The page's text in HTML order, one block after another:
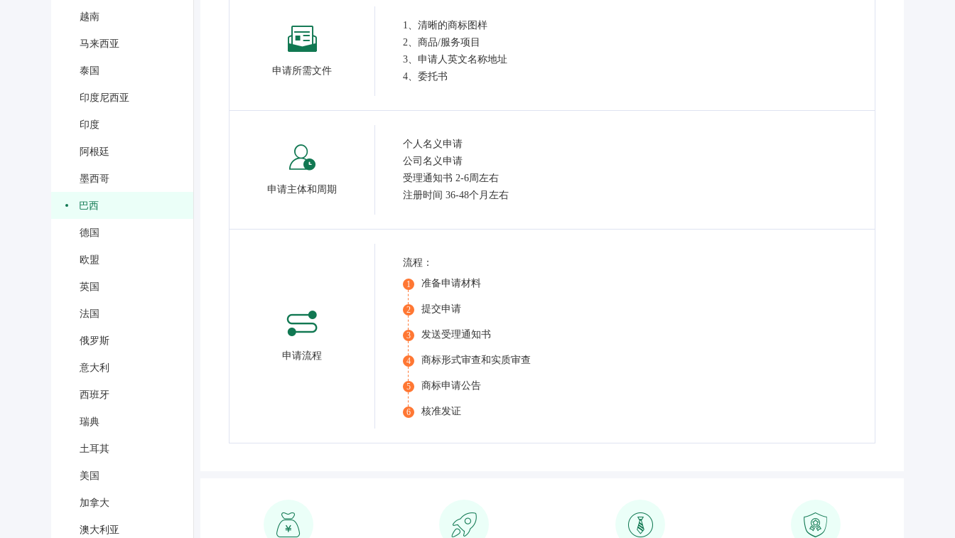
越南
马来西亚
泰国
印度尼西亚
印度
阿根廷
墨西哥
巴西
德国
欧盟
英国
法国
俄罗斯
意大利
西班牙
瑞典
土耳其
美国
加拿大
澳大利亚
申请所需文件
1、清晰的商标图样
2、商品/服务项目
3、申请人英文名称地址
4、委托书
申请主体和周期
个人名义申请
公司名义申请
受理通知书 2-6周左右
注册时间 36-48个月左右
申请流程
流程：
1 准备申请材料
2 提交申请
3 发送受理通知书
4 商标形式审查和实质审查
5 商标申请公告
6 核准发证